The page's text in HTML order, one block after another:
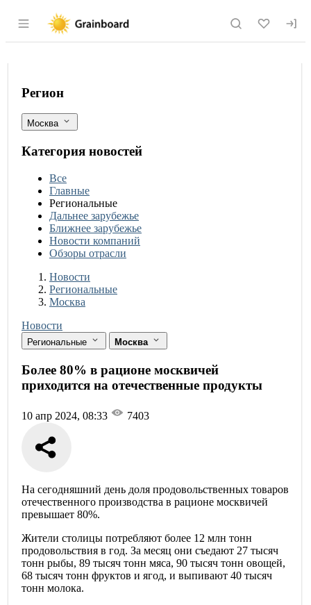
Раздел навигации по сайту
Более 80% в рационе москвичей
Фильтры
Регион
Москва
Категория новостей
Все
Главные
Региональные
Дальнее зарубежье
Ближнее зарубежье
Новости компаний
Обзоры отрасли
Новости
Разделы
Новости
Региональные
Москва
Новости
Региональные Москва
Более 80% в рационе москвичей
приходится на отечественные продукты
10 апр 2024, 08:33 7403
На сегодняшний день доля продовольственных товаров
отечественного производства в рационе москвичей
превышает 80%.
Жители столицы потребляют более 12 млн тонн
продовольствия в год. За месяц они съедают 27 тысяч
тонн рыбы, 89 тысяч тонн мяса, 90 тысяч тонн овощей,
68 тысяч тонн фруктов и ягод, и выпивают 40 тысяч
тонн молока.